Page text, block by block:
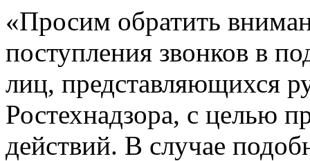
«Просим обратить
поступления звонков в
лиц, представляющихся
Ростехнадзора, с целью
действий. В случае